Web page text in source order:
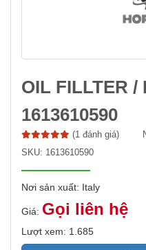
OIL FILLTER /
1613610590
(1 đánh giá)
SKU: 1613610590
Nơi sản xuất: Italy
Giá: Gọi liên hệ
Lượt xem: 1.685